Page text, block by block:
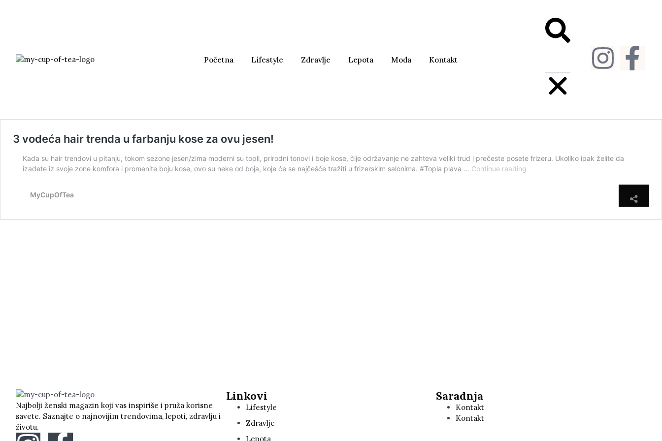
Početna Lifestyle Zdravlje Lepota Moda Kontakt
3 vodeća hair trenda u farbanju kose za ovu jesen!
Kada su hair trendovi u pitanju, tokom sezone jesen/zima moderni su topli, prirodni tonovi i boje kose, čije održavanje ne zahteva veliki trud i prečeste posete frizeru. Ukoliko ipak želite da
izađete iz svoje zone komfora i promenite boju kose, ovo su neke od boja, koje će se najčešće tražiti u frizerskim salonima. #Topla plava … Continue reading
MyCupOfTea
Najbolji ženski magazin koji vas inspiriše i pruža korisne
savete. Saznajte o najnovijim trendovima, lepoti, zdravlju i
životu.
Linkovi
Lifestyle
Zdravlje
Lepota
Saradnja
Kontakt
Kontakt